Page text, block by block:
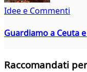
Idee e Commenti
Guardiamo a Ceuta
Raccomandati